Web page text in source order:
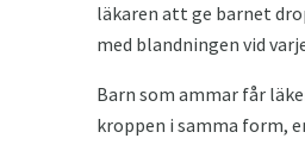
läkaren att ge barnet
med blandningen vid
Barn som ammar får
kroppen i samma form,